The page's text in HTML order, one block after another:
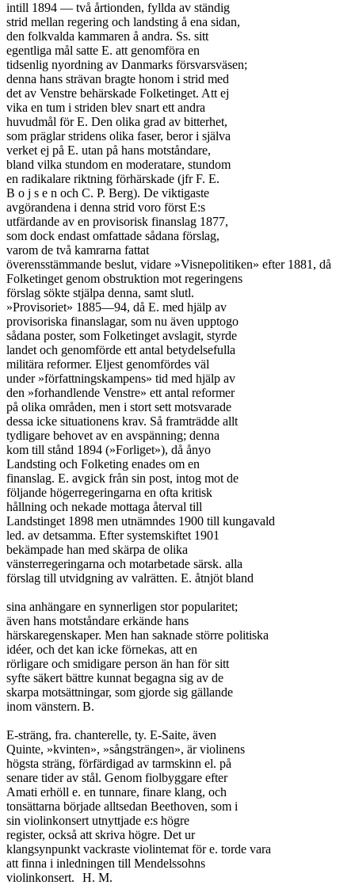
intill 1894 — två årtionden, fyllda av ständig
strid mellan regering och landsting å ena sidan,
den folkvalda kammaren å andra. Ss. sitt
egentliga mål satte E. att genomföra en
tidsenlig nyordning av Danmarks försvarsväsen;
denna hans strävan bragte honom i strid med
det av Venstre behärskade Folketinget. Att ej
vika en tum i striden blev snart ett andra
huvudmål för E. Den olika grad av bitterhet,
som präglar stridens olika faser, beror i själva
verket ej på E. utan på hans motståndare,
bland vilka stundom en moderatare, stundom
en radikalare riktning förhärskade (jfr F. E.
B o j s e n och C. P. Berg). De viktigaste
avgörandena i denna strid voro först E:s
utfärdande av en provisorisk finanslag 1877,
som dock endast omfattade sådana förslag,
varom de två kamrarna fattat
överensstämmande beslut, vidare »Visnepolitiken» efter 1881, då
Folketinget genom obstruktion mot regeringens
förslag sökte stjälpa denna, samt slutl.
»Provisoriet» 1885—94, då E. med hjälp av
provisoriska finanslagar, som nu även upptogo
sådana poster, som Folketinget avslagit, styrde
landet och genomförde ett antal betydelsefulla
militära reformer. Eljest genomfördes väl
under »författningskampens» tid med hjälp av
den »forhandlende Venstre» ett antal reformer
på olika områden, men i stort sett motsvarade
dessa icke situationens krav. Så framträdde allt
tydligare behovet av en avspänning; denna
kom till stånd 1894 (»Forliget»), då ånyo
Landsting och Folketing enades om en
finanslag. E. avgick från sin post, intog mot de
följande högerregeringarna en ofta kritisk
hållning och nekade mottaga återval till
Landstinget 1898 men utnämndes 1900 till kungavald
led. av detsamma. Efter systemskiftet 1901
bekämpade han med skärpa de olika
vänsterregeringarna och motarbetade särsk. alla
förslag till utvidgning av valrätten. E. åtnjöt bland
sina anhängare en synnerligen stor popularitet;
även hans motståndare erkände hans
härskaregenskaper. Men han saknade större politiska
idéer, och det kan icke förnekas, att en
rörligare och smidigare person än han för sitt
syfte säkert bättre kunnat begagna sig av de
skarpa motsättningar, som gjorde sig gällande
inom vänstern.	B.
E-sträng, fra. chanterelle, ty. E-Saite, även
Quinte, »kvinten», »sångsträngen», är violinens
högsta sträng, förfärdigad av tarmskinn el. på
senare tider av stål. Genom fiolbyggare efter
Amati erhöll e. en tunnare, finare klang, och
tonsättarna började alltsedan Beethoven, som i
sin violinkonsert utnyttjade e:s högre
register, också att skriva högre. Det ur
klangsynpunkt vackraste violintemat för e. torde vara
att finna i inledningen till Mendelssohns
violinkonsert.	H. M.